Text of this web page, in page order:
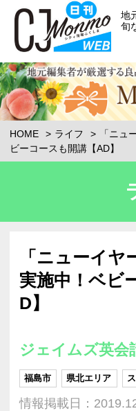
地
旬
HOME ライフ
「ニュ
ビーコースも開講【AD】
「ニューイヤ
実施中！ベビ
D】
ジェイムズ英
福島市 県北エリア
情報掲載日：